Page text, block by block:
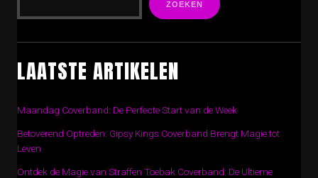
ZOEKEN
LAATSTE ARTIKELEN
Maandag Coverband: De Perfecte Start van de Week
Betoverend Optreden: Gipsy Kings Coverband Brengt Magie tot
Leven
Ontdek de Magie van Straffen Toebak Coverband: De Ultieme